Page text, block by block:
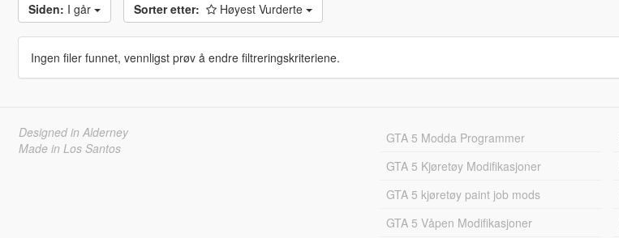
Siden: I går Sorter etter: Høyest Vurderte
Ingen filer funnet, vennligst prøv å endre filtreringskriteriene.
Designed in Alderney
Made in Los Santos
GTA 5 Modda Programmer
GTA 5 Kjøretøy Modifikasjoner
GTA 5 kjøretøy paint job mods
GTA 5 Våpen Modifikasjoner